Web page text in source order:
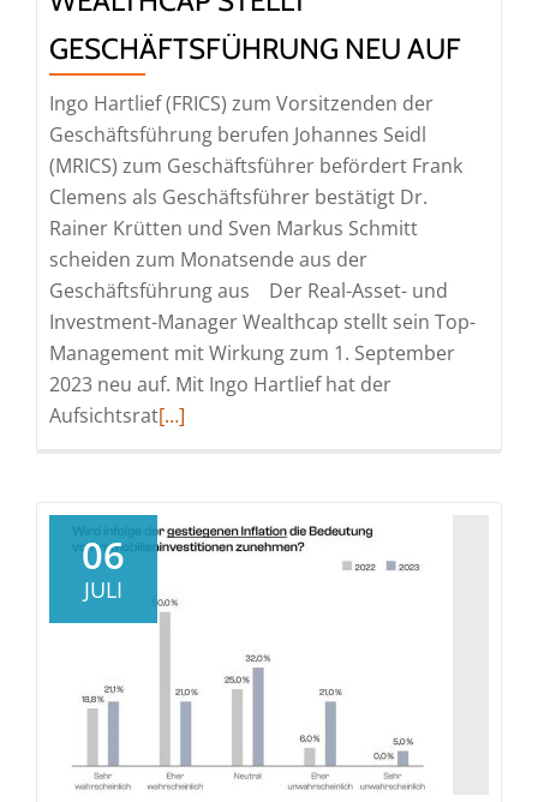
GESCHÄFTSFÜHRUNG NEU AUF
Ingo Hartlief (FRICS) zum Vorsitzenden der
Geschäftsführung berufen Johannes Seidl
(MRICS) zum Geschäftsführer befördert Frank
Clemens als Geschäftsführer bestätigt Dr.
Rainer Krütten und Sven Markus Schmitt
scheiden zum Monatsende aus der
Geschäftsführung aus Der Real-Asset- und
Investment-Manager Wealthcap stellt sein Top-
Management mit Wirkung zum 1. September
2023 neu auf. Mit Ingo Hartlief hat der
AufsichtsratRead
stellt
neu
[…]
06
JULI